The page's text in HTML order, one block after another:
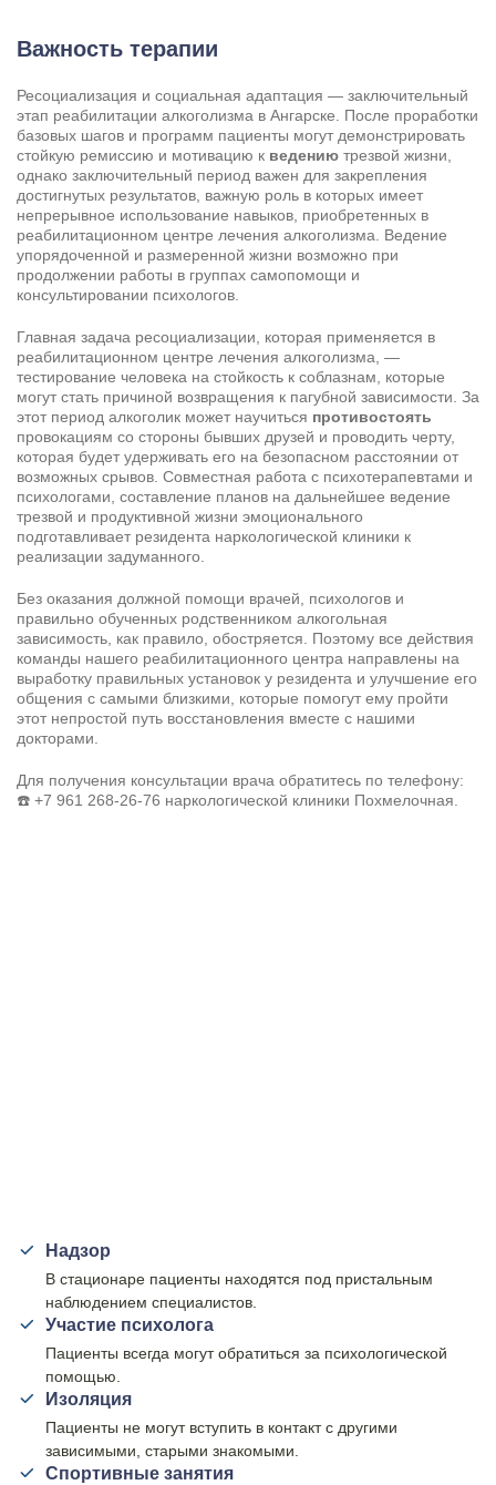
Важность терапии
Ресоциализация и социальная адаптация — заключительный
этап реабилитации алкоголизма в Ангарске. После проработки
базовых шагов и программ пациенты могут демонстрировать
стойкую ремиссию и мотивацию к ведению трезвой жизни,
однако заключительный период важен для закрепления
достигнутых результатов, важную роль в которых имеет
непрерывное использование навыков, приобретенных в
реабилитационном центре лечения алкоголизма . Ведение
упорядоченной и размеренной жизни возможно при
продолжении работы в группах самопомощи и
консультировании психологов.
Главная задача ресоциализации, которая применяется в
реабилитационном центре лечения алкоголизма, —
тестирование человека на стойкость к соблазнам, которые
могут стать причиной возвращения к пагубной зависимости. За
этот период алкоголик может научиться противостоять
провокациям со стороны бывших друзей и проводить черту,
которая будет удерживать его на безопасном расстоянии от
возможных срывов. Совместная работа с психотерапевтами и
психологами, составление планов на дальнейшее ведение
трезвой и продуктивной жизни эмоционального
подготавливает резидента наркологической клиники к
реализации задуманного.
Без оказания должной помощи врачей, психологов и
правильно обученных родственником алкогольная
зависимость, как правило, обостряется. Поэтому все действия
команды нашего реабилитационного центра направлены на
выработку правильных установок у резидента и улучшение его
общения с самыми близкими, которые помогут ему пройти
этот непростой путь восстановления вместе с нашими
докторами.
Для получения консультации врача обратитесь по телефону:
☎️ +7 961 268-26-76 наркологической клиники Похмелочная.
Надзор
В стационаре пациенты находятся под пристальным
наблюдением специалистов.
Участие психолога
Пациенты всегда могут обратиться за психологической
помощью.
Изоляция
Пациенты не могут вступить в контакт с другими
зависимыми, старыми знакомыми.
Спортивные занятия